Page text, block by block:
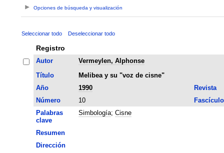
Opciones de búsqueda y visualización
Seleccionar todo Deseleccionar todo
Registro
Autor
Vermeylen, Alphonse
Título
Melibea y su "voz de cisne"
Año
1990
Revista
Número
10
Fascículo
Palabras
clave
Simbología; Cisne
Resumen
Dirección